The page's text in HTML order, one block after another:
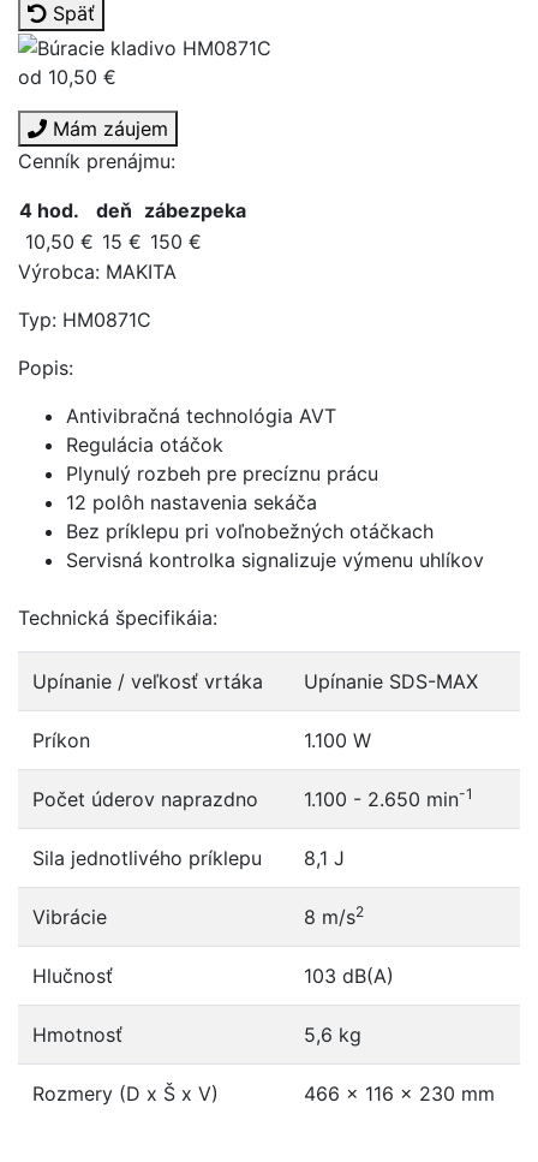
Späť
od 10,50 €
Mám záujem
Cenník prenájmu:
4 hod. deň zábezpeka
10,50 € 15 € 150 €
Výrobca: MAKITA
Typ: HM0871C
Popis:
Antivibračná technológia AVT
Regulácia otáčok
Plynulý rozbeh pre precíznu prácu
12 polôh nastavenia sekáča
Bez príklepu pri voľnobežných otáčkach
Servisná kontrolka signalizuje výmenu uhlíkov
Technická špecifikáia:
Upínanie / veľkosť vrtáka Upínanie SDS-MAX
Príkon 1.100 W
Počet úderov naprazdno 1.100 - 2.650 min-1
Sila jednotlivého príklepu 8,1 J
Vibrácie 8 m/s2
Hlučnosť 103 dB(A)
Hmotnosť 5,6 kg
Rozmery (D x Š x V) 466 x 116 x 230 mm